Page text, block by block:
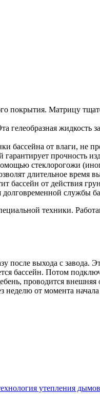
покрытия. Матрицу
гелеобразная жидкость
от влаги, не
прочность
стеклорогожи
длительное время
бассейн от действия
долговременной службы
техники.
после выхода с
бассейн. Потом
проводится
от момента
утепления